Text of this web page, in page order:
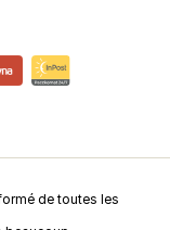
de toutes les